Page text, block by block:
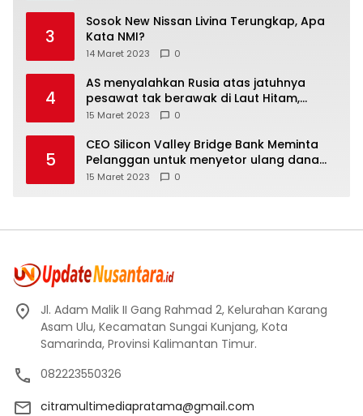
3
Sosok New Nissan Livina Terungkap, Apa
Kata NMI?
14 Maret 2023 0
4
AS menyalahkan Rusia atas jatuhnya
pesawat tak berawak di Laut Hitam,
Moskow menyangkal
15 Maret 2023 0
5
CEO Silicon Valley Bridge Bank Meminta
Pelanggan untuk menyetor ulang dana
Mereka
15 Maret 2023 0
Jl. Adam Malik II Gang Rahmad 2, Kelurahan Karang
Asam Ulu, Kecamatan Sungai Kunjang, Kota
Samarinda, Provinsi Kalimantan Timur.
082223550326
citramultimediapratama@gmail.com